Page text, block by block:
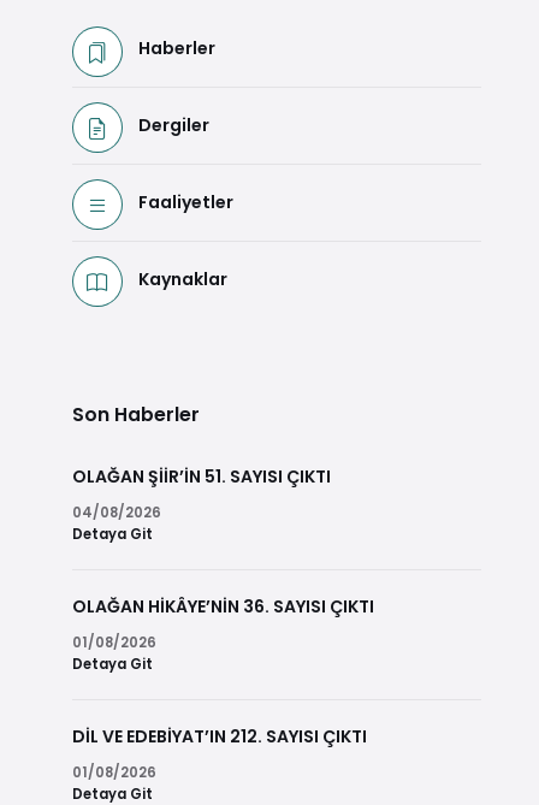
Haberler
Dergiler
Faaliyetler
Kaynaklar
Son Haberler
OLAĞAN ŞİİR’İN 51. SAYISI ÇIKTI
04/08/2026
Detaya Git
OLAĞAN HİKÂYE’NİN 36. SAYISI ÇIKTI
01/08/2026
Detaya Git
DİL VE EDEBİYAT’IN 212. SAYISI ÇIKTI
01/08/2026
Detaya Git